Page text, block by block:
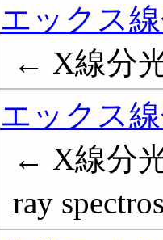
エックス
← X線分
エックス
← X線分
ray